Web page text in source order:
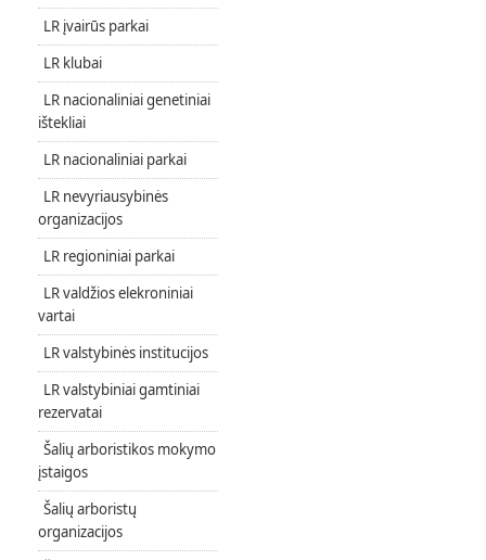
LR įvairūs parkai
LR klubai
LR nacionaliniai genetiniai
ištekliai
LR nacionaliniai parkai
LR nevyriausybinės
organizacijos
LR regioniniai parkai
LR valdžios elekroniniai
vartai
LR valstybinės institucijos
LR valstybiniai gamtiniai
rezervatai
Šalių arboristikos mokymo
įstaigos
Šalių arboristų
organizacijos